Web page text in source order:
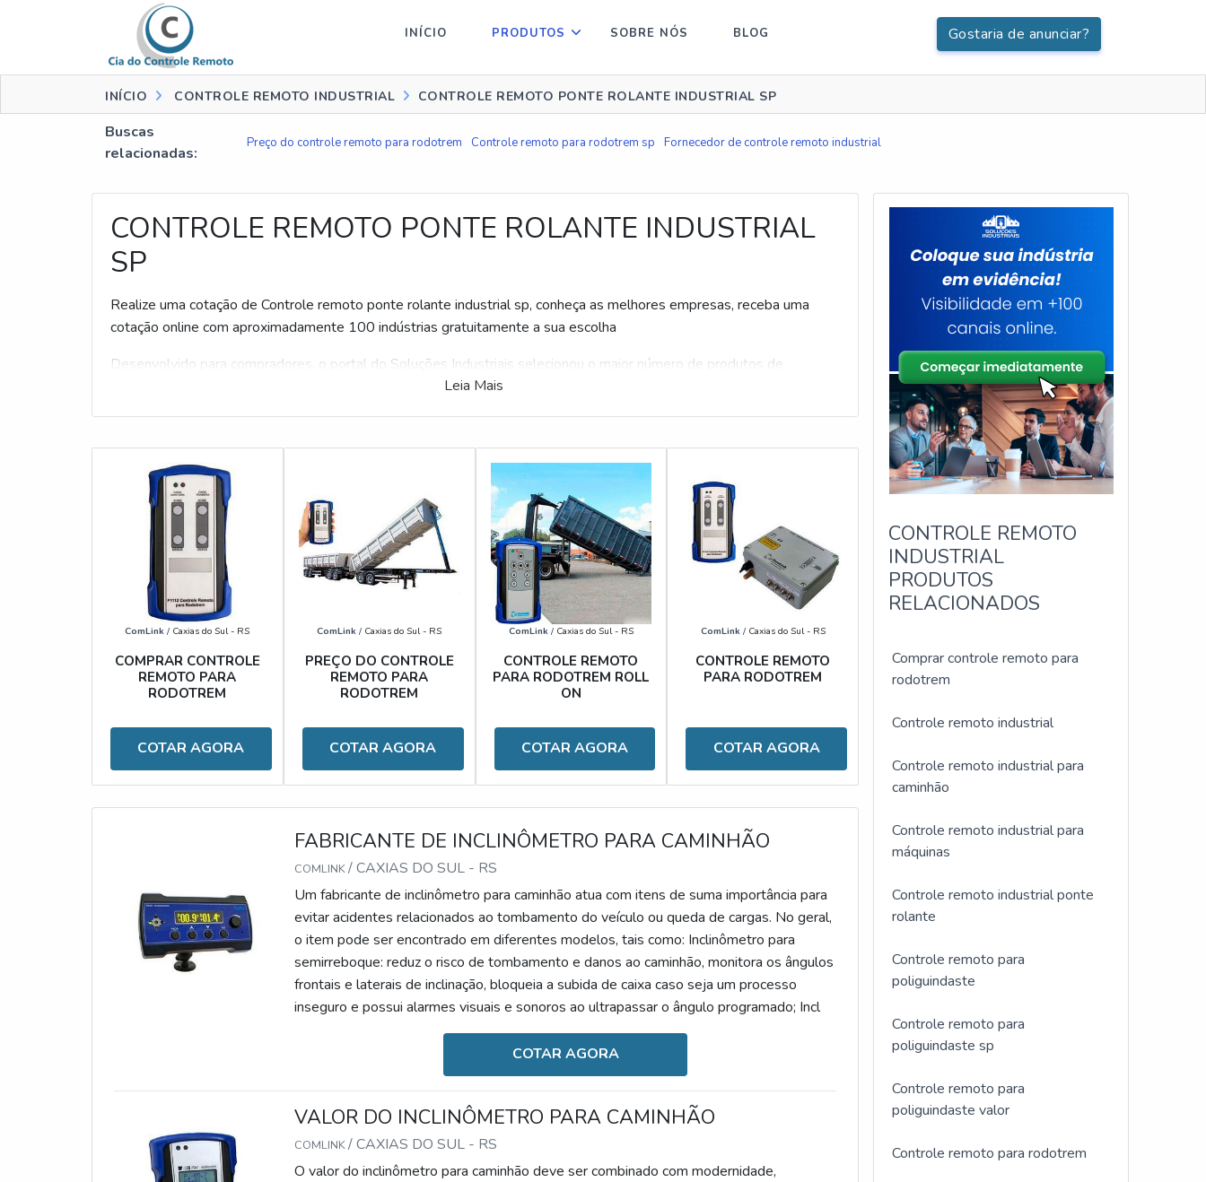
Gostaria de anunciar?
INÍCIO PRODUTOS SOBRE NÓS BLOG
INÍCIO CONTROLE REMOTO INDUSTRIAL CONTROLE REMOTO PONTE ROLANTE INDUSTRIAL SP
Buscas
relacionadas:
Preço do controle remoto para rodotrem Controle remoto para rodotrem sp Fornecedor de controle remoto industrial
CONTROLE REMOTO PONTE ROLANTE INDUSTRIAL
SP
Realize uma cotação de Controle remoto ponte rolante industrial sp, conheça as melhores empresas, receba uma
cotação online com aproximadamente 100 indústrias gratuitamente a sua escolha
Desenvolvido para compradores, o portal do Soluções Industriais selecionou o maior número de produtos de
qualidade do ramo industrial. Interessado Controle remoto ponte rolante industrial sp e gostaria de informações
Leia Mais
ComLink / Caxias do Sul - RS
COMPRAR CONTROLE
REMOTO PARA
RODOTREM
COTAR AGORA
ComLink / Caxias do Sul - RS
PREÇO DO CONTROLE
REMOTO PARA
RODOTREM
COTAR AGORA
ComLink/ Caxias do Sul - RS
CONTROLE REMOTO
PARA RODOTREM ROLL
ON
COTAR AGORA
ComLink/ Caxias do Sul - RS
CONTROLE REMOTO
PARA RODOTREM
COTAR AGORA
FABRICANTE DE INCLINÔMETRO PARA CAMINHÃO
COMLINK/ CAXIAS DO SUL - RS
Um fabricante de inclinômetro para caminhão atua com itens de suma importância para
evitar acidentes relacionados ao tombamento do veículo ou queda de cargas. No geral,
o item pode ser encontrado em diferentes modelos, tais como: Inclinômetro para
semirreboque: reduz o risco de tombamento e danos ao caminhão, monitora os ângulos
frontais e laterais de inclinação, bloqueia a subida de caixa caso seja um processo
inseguro e possui alarmes visuais e sonoros ao ultrapassar o ângulo programado; Incl
COTAR AGORA
VALOR DO INCLINÔMETRO PARA CAMINHÃO
COMLINK/ CAXIAS DO SUL - RS
O valor do inclinômetro para caminhão deve ser combinado com modernidade,
CONTROLE REMOTO
INDUSTRIAL
PRODUTOS
RELACIONADOS
Comprar controle remoto para
rodotrem
Controle remoto industrial
Controle remoto industrial para
caminhão
Controle remoto industrial para
máquinas
Controle remoto industrial ponte
rolante
Controle remoto para
poliguindaste
Controle remoto para
poliguindaste sp
Controle remoto para
poliguindaste valor
Controle remoto para rodotrem